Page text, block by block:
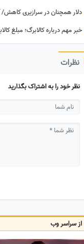
خبر مهم درباره کالابرگ؛ مبلغ
نظرات
نظر خود را به اشتراک بگذارید
از سراسر وب